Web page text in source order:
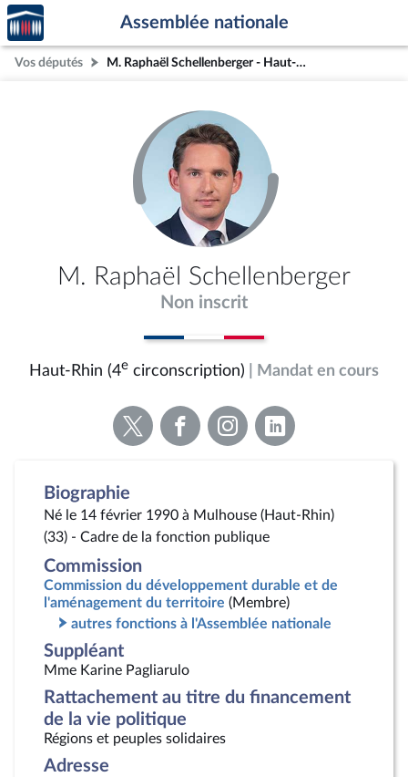
Aller au contenu
Aller en bas de la page
Accèder
à la
page
d'accueil
Assemblée nationale
Vos députés M. Raphaël Schellenberger - Haut-Rhin (4e circonscription)
M. Raphaël Schellenberger
Non inscrit
Haut-Rhin (4e circonscription) | Mandat en cours
Voir
la
Voir
la
Voir
la
Voir
la
Biographie
Né le 14 février 1990 à Mulhouse (Haut-Rhin)
(33) - Cadre de la fonction publique
Commission
Commission du développement durable et de
l'aménagement du territoire (Membre)
autres fonctions à l'Assemblée nationale
Suppléant
Mme Karine Pagliarulo
Rattachement au titre du financement
de la vie politique
Régions et peuples solidaires
Adresse